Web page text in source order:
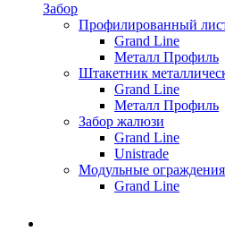
Забор
Профилированный
Grand Line
Металл Профиль
Штакетник
Grand Line
Металл Профиль
Забор жалюзи
Grand Line
Unistrade
Модульные ограждения
Grand Line